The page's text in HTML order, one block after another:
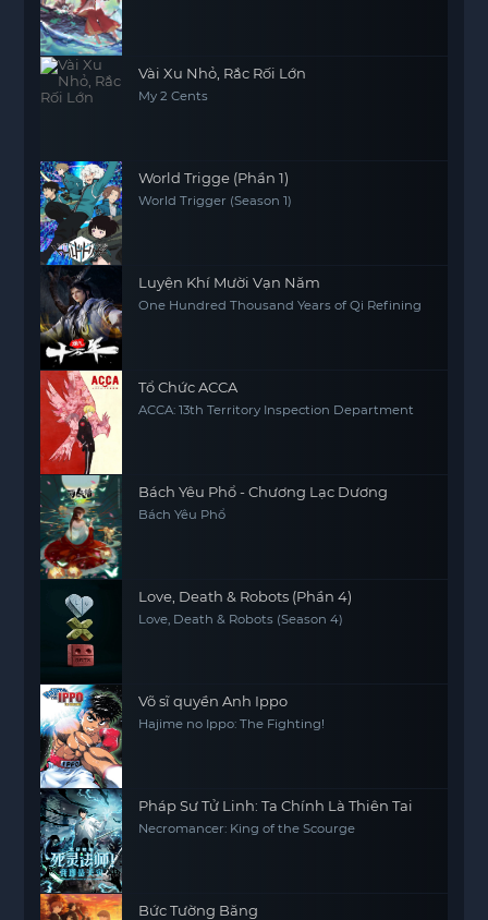
Vài Xu Nhỏ, Rắc Rối Lớn
My 2 Cents
World Trigge (Phần 1)
World Trigger (Season 1)
Luyện Khí Mười Vạn Năm
One Hundred Thousand Years of Qi Refining
Tổ Chức ACCA
ACCA: 13th Territory Inspection Department
Bách Yêu Phổ - Chương Lạc Dương
Bách Yêu Phổ
Love, Death & Robots (Phần 4)
Love, Death & Robots (Season 4)
Võ sĩ quyền Anh Ippo
Hajime no Ippo: The Fighting!
Pháp Sư Tử Linh: Ta Chính Là Thiên Tai
Necromancer: King of the Scourge
Bức Tường Băng